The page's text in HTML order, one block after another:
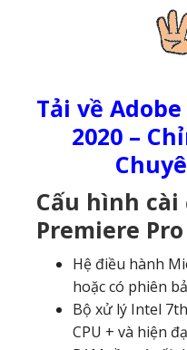
Tải về
2020 –
Cấu hình cài
Premiere Pro
Hệ điều hành
hoặc có phiên
Bộ xử lý Intel
CPU + và hiện